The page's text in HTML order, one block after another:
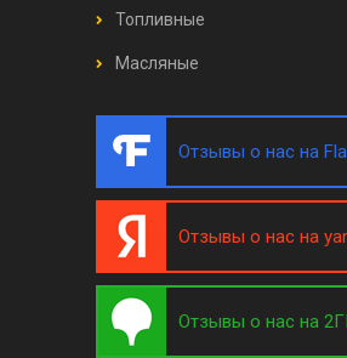
Топливные
Масляные
Отзывы о нас на
Отзывы о нас на
Отзывы о нас на